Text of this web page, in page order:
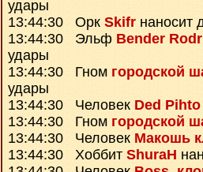
удары
13:44:30 Орк Skifr наносит
13:44:30 Эльф Bender
удары
13:44:30 Гном городской
удары
13:44:30 Человек Ded
13:44:30 Гном городской
13:44:30 Человек Макошь
13:44:30 Хоббит ShuraH